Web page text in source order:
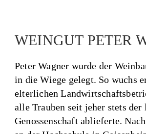
WEINGUT PETER
Peter Wagner wurde der
in die Wiege gelegt. So wuchs
elterlichen
alle Trauben seit jeher stets der
Genossenschaft ablieferte.